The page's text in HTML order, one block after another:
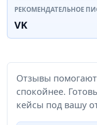
РЕКОМЕНДАТЕЛЬНОЕ
VK
Отзывы
спокойнее.
кейсы под вашу